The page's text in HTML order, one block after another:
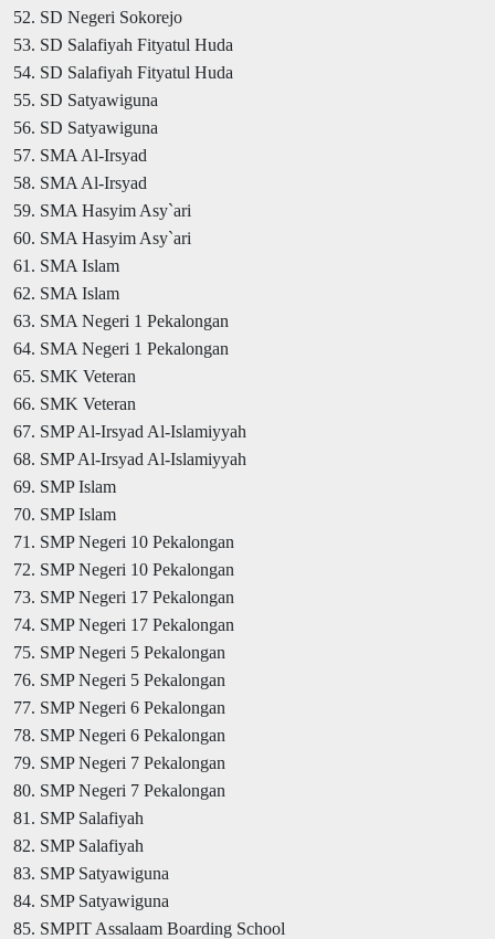
52. SD Negeri Sokorejo
53. SD Salafiyah Fityatul Huda
54. SD Salafiyah Fityatul Huda
55. SD Satyawiguna
56. SD Satyawiguna
57. SMA Al-Irsyad
58. SMA Al-Irsyad
59. SMA Hasyim Asy`ari
60. SMA Hasyim Asy`ari
61. SMA Islam
62. SMA Islam
63. SMA Negeri 1 Pekalongan
64. SMA Negeri 1 Pekalongan
65. SMK Veteran
66. SMK Veteran
67. SMP Al-Irsyad Al-Islamiyyah
68. SMP Al-Irsyad Al-Islamiyyah
69. SMP Islam
70. SMP Islam
71. SMP Negeri 10 Pekalongan
72. SMP Negeri 10 Pekalongan
73. SMP Negeri 17 Pekalongan
74. SMP Negeri 17 Pekalongan
75. SMP Negeri 5 Pekalongan
76. SMP Negeri 5 Pekalongan
77. SMP Negeri 6 Pekalongan
78. SMP Negeri 6 Pekalongan
79. SMP Negeri 7 Pekalongan
80. SMP Negeri 7 Pekalongan
81. SMP Salafiyah
82. SMP Salafiyah
83. SMP Satyawiguna
84. SMP Satyawiguna
85. SMPIT Assalaam Boarding School